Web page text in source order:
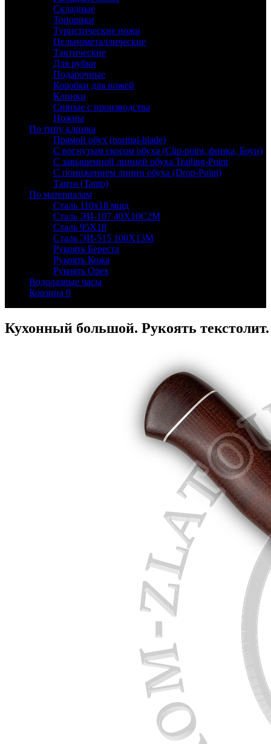
Складные
Топорики
Туристические ножи
Цельнометаллические
Тактические
Для рубки
Подарочные
Коробки для ножей
Клинки
Снятые с производства
Ножны
По типу клинка
Прямой обух (normal-blade)
С вогнутым скосом обуха (Clip-point, финка, Боуи)
С завышенной линией обуха Trailing-Point
С понижением линии обуха (Drop-Point)
Танто (Tanto)
По материалам
Сталь 110х18 мшд
Сталь ЭИ-107 40Х10С2М
Сталь 95Х18
Сталь ЭИ-515 100Х13М
Рукоять Береста
Рукоять Кожа
Рукоять Орех
Водолазные часы
Корзина 0
Кухонный большой. Рукоять